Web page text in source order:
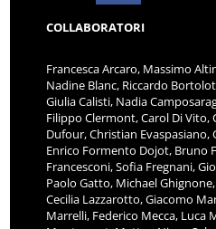
COLLABORATORI
Francesca Arcaro, Massimo
Nadine Blanc, Riccardo
Giulia Calisti, Nadia
Filippo Clermont, Carol Di Vito,
Dufour, Christian Evaspasiano,
Enrico Formento Dojot, Bruno
Francesconi, Sofia Fregnani,
Paolo Gatto, Michael
Cecilia Lazzarotto, Giacomo
Marrelli, Federico Mecca, Luca